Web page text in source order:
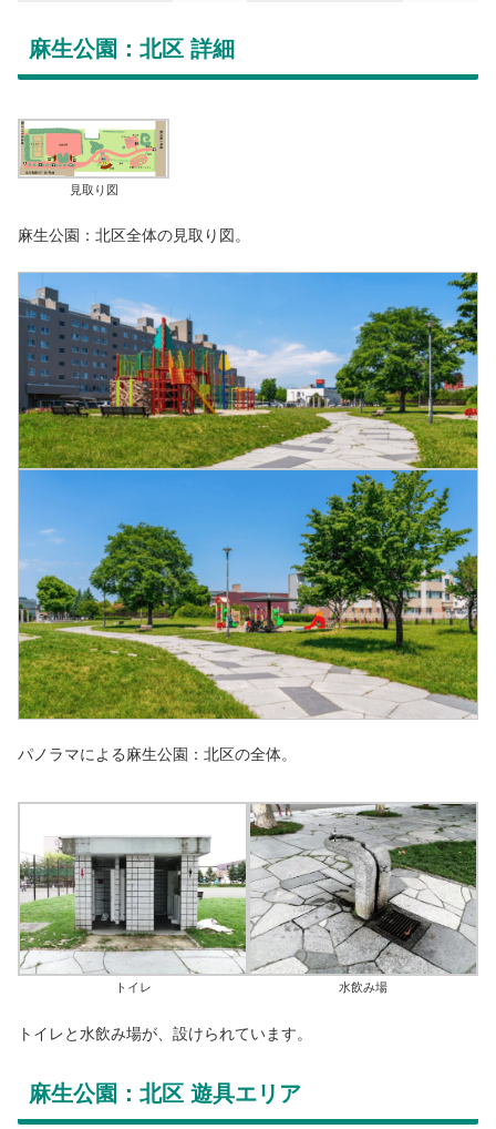
麻生公園：北区 詳細
見取り図
麻生公園：北区全体の見取り図。
パノラマによる麻生公園：北区の全体。
トイレ 水飲み場
トイレと水飲み場が、設けられています。
麻生公園：北区 遊具エリア